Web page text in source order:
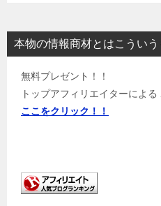
本物の情報商材とはこういう
無料プレゼント！！
トップアフィリエイターによ
ここをクリック！！